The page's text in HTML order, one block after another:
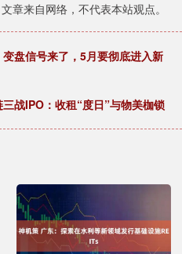
章来自网络，不代表本站观点。
盘信号来了，5月要彻底进入新
战IPO：收租“度日”与物美枷锁